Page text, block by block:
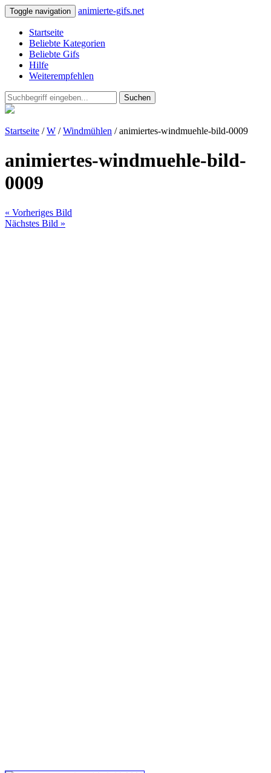
Toggle navigation animierte-gifs.net
Startseite
Beliebte Kategorien
Beliebte Gifs
Hilfe
Weiterempfehlen
Suchen
Startseite /W /Windmühlen / animiertes-windmuehle-bild-0009
animiertes-windmuehle-bild-
0009
« Vorheriges Bild
Nächstes Bild »